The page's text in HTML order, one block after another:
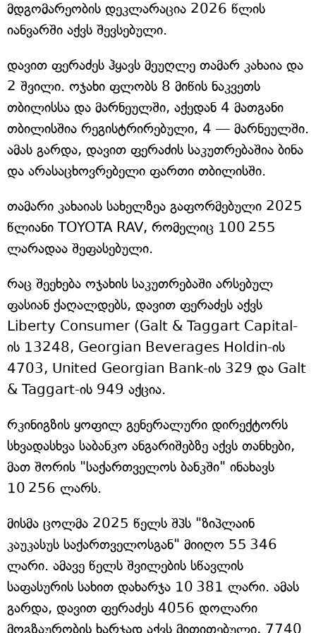
მდგომარეობის დეკლარაცია 2026 წლის
იანვარში აქვს შევსებული.
დავით ფერაძეს ჰყავს მეუღლე თამარ კახაია და
2 შვილი. ოჯახი ფლობს 8 მიწის ნაკვეთს
თბილისსა და მარნეულში, აქედან 4 მათგანი
თბილისშია რეგისტრირებული, 4 — მარნეულში.
ამას გარდა, დავით ფერაძის საკუთრებაშია ბინა
და არასაცხოვრებელი ფართი თბილისში.
თამარი კახაიას სახელზეა გაფორმებული 2025
წლიანი TOYOTA RAV, რომელიც 100 255
ლარადაა შეფასებული.
რაც შეეხება ოჯახის საკუთრებაში არსებულ
ფასიან ქაღალდებს, დავით ფერაძეს აქვს
Liberty Consumer (Galt & Taggart Capital-
ის 13248, Georgian Beverages Holdin-ის
4703, United Georgian Bank-ის 329 და Galt
& Taggart-ის 949 აქცია.
რკინიგზის ყოფილ გენერალური დირექტორს
სხვადასხვა საბანკო ანგარიშებზე აქვს თანხები,
მათ შორის "საქართველოს ბანკში" ინახავს
10 256 ლარს.
მისმა ცოლმა 2025 წელს შპს "ზიპლაინ
კაუკასუს საქართველოსგან" მიიღო 55 346
ლარი. ამავე წელს შვილების სწავლის
საფასურის სახით დახარჯა 10 381 ლარი. ამას
გარდა, დავით ფერაძეს 4056 დოლარი
მოგზაურობის ხარჯად აქვს მითითებული, 7740